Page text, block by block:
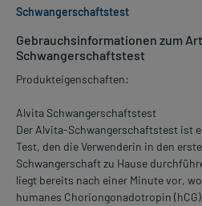
Gebrauchsinformationen zum
Schwangerschaftstest
Produkteigenschaften:
Alvita Schwangerschaftstest
Der Alvita-Schwangerschaftstest ist
Test, den die Verwenderin in den
Schwangerschaft zu Hause
liegt bereits nach einer Minute vor,
humanes Choriongonadotropin
Schwangerschaftstest